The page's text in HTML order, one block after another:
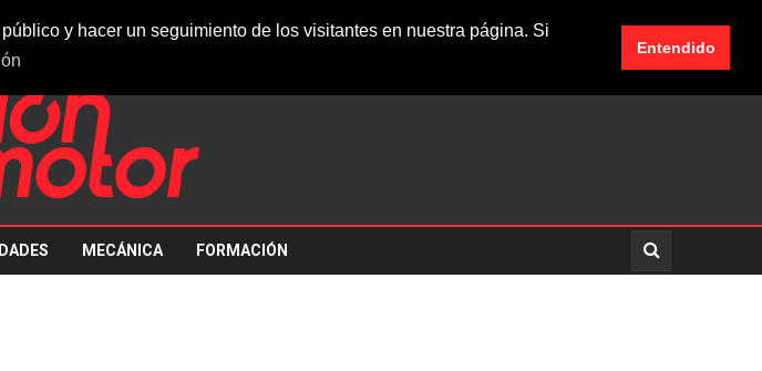
y hacer un seguimiento de los visitantes en nuestra página. Si
Entendido
MECÁNICA FORMACIÓN